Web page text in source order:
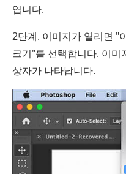
엽니다.
2단계. 이미지가 열리면 "
크기"를 선택합니다. 이
상자가 나타납니다.